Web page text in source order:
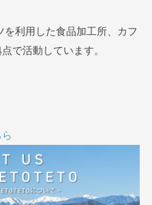
利用した食品加工所、カフ
で活動しています。